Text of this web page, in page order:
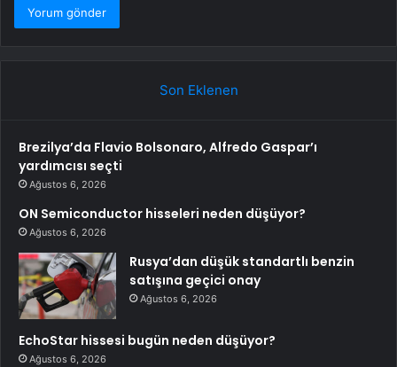
Son Eklenen
Brezilya’da Flavio Bolsonaro, Alfredo Gaspar’ı
yardımcısı seçti
Ağustos 6, 2026
ON Semiconductor hisseleri neden düşüyor?
Ağustos 6, 2026
Rusya’dan düşük standartlı benzin
satışına geçici onay
Ağustos 6, 2026
EchoStar hissesi bugün neden düşüyor?
Ağustos 6, 2026